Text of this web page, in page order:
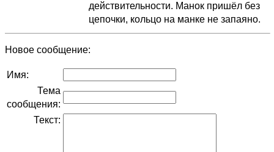
действительности. Манок пришёл без
цепочки, кольцо на манке не запаяно.
Новое сообщение:
Имя:
Тема
сообщения:
Текст: